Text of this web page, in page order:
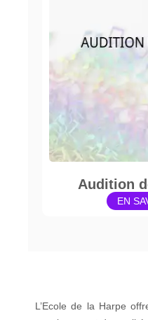
Audition
EN
L’Ecole de la Harpe